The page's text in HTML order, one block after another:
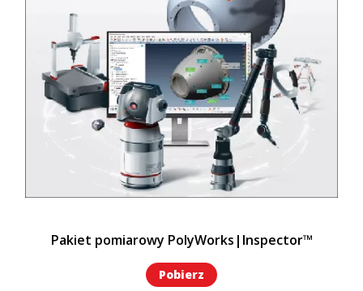
Pakiet pomiarowy PolyWorks|Inspector™
Pobierz